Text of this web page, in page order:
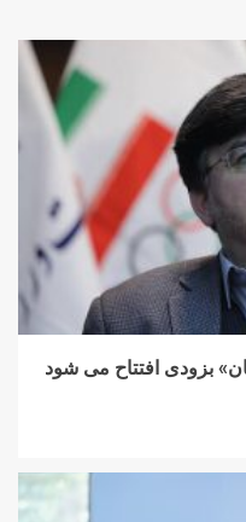
بزودی افتتاح می شود